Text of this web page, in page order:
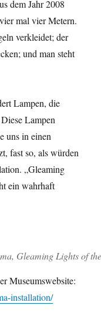
dem Jahr 2008
mal vier Metern.
verkleidet; der
und man steht
Lampen, die
Lampen
uns in einen
fast so, als würden
„Gleaming
ein wahrhaft
Gleaming Lights of
Museumswebsite:
installation/